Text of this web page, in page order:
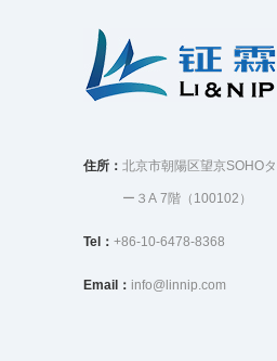
住所： 北京市朝陽区望京SOHO
ー３A 7階（100102）
Tel： +86-10-6478-8368
Email： info@linnip.com